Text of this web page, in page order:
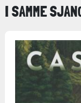
I SAMME